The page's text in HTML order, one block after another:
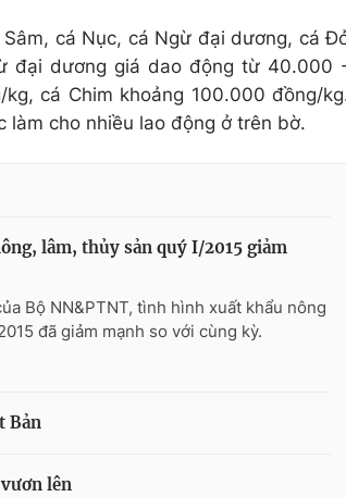
cá Nục, cá Ngừ đại dương, cá
đại dương giá dao động từ 40.000
cá Chim khoảng 100.000 đồng/
cho nhiều lao động ở trên bờ.
lâm, thủy sản quý I/2015 giảm
Bộ NN&PTNT, tình hình xuất khẩu nông
đã giảm mạnh so với cùng kỳ.
Bản
lên